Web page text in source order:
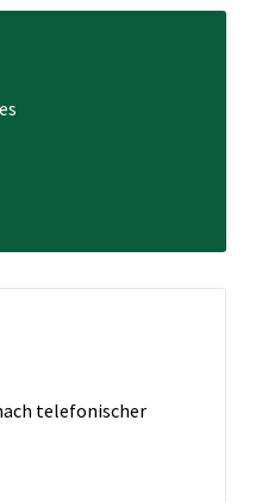
telefonischer